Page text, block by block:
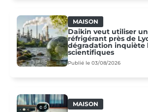
MAISON
Daikin veut utiliser
réfrigérant près de
dégradation inquiète
scientifiques
Publié le 03/08/2026
MAISON